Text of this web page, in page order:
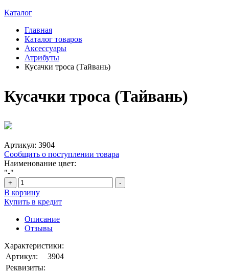
Каталог
Главная
Каталог товаров
Аксессуары
Атрибуты
Кусачки троса (Тайвань)
Кусачки троса (Тайвань)
Артикул: 3904
Сообщить о поступлении товара
Наименование цвет:
"-"
+ -
В корзину
Купить в кредит
Описание
Отзывы
Характеристики:
Артикул:
3904
Реквизиты: